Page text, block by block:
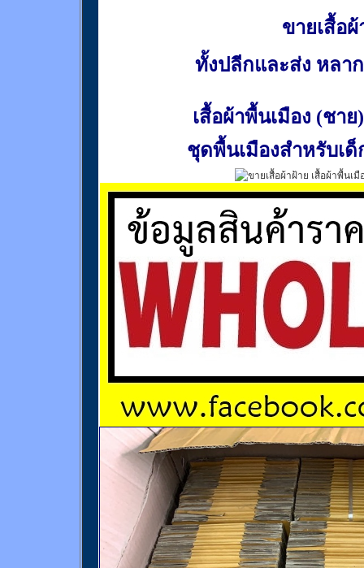
ขายเสื้อผ้
ทั้งปลีกและส่ง หลา
เสื้อผ้าพื้นเมือง (ชาย)
ชุดพื้นเมืองสำหรับเด็